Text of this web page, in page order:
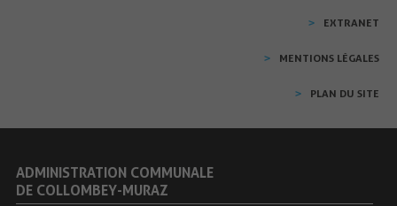
EXTRANET
MENTIONS LÉGALES
PLAN DU SITE
ADMINISTRATION COMMUNALE
DE COLLOMBEY-MURAZ